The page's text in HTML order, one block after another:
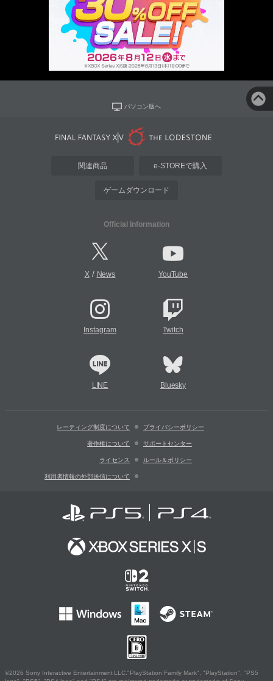
パソコン版へ
関連商品 e-STOREで購入
ゲームダウンロード
Official Information
X/ News YouTube
Instagram Twitch
LINE Bluesky
レーティング制度について プライバシーポリシー
著作権について サポートセンター
ライセンス ルール＆ポリシー
利用者情報の外部送信について
©2026 Sony Interactive Entertainment LLC."PlayStation Family Mark", "PlayStation", "PS5